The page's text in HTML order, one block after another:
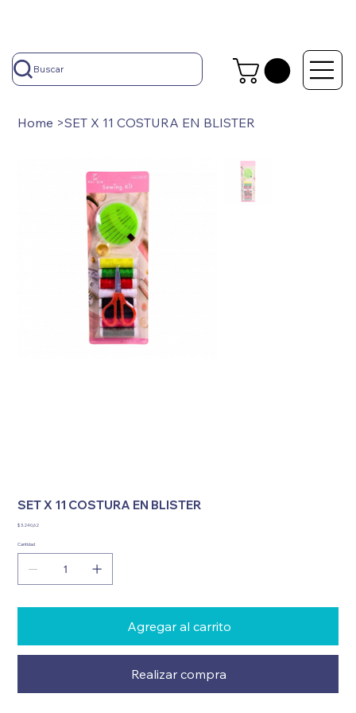
Buscar
Home >SET X 11 COSTURA EN BLISTER
SET X 11 COSTURA EN BLISTER
Precio
$ 3.240,62
Cantidad
Agregar al carrito
Realizar compra